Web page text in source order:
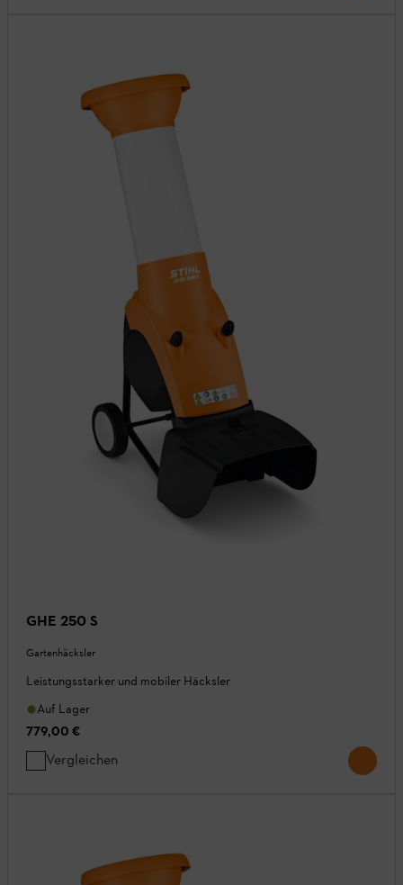
GHE 250 S
Gartenhäcksler
Leistungsstarker und mobiler Häcksler
Auf Lager
779,00 €
Vergleichen